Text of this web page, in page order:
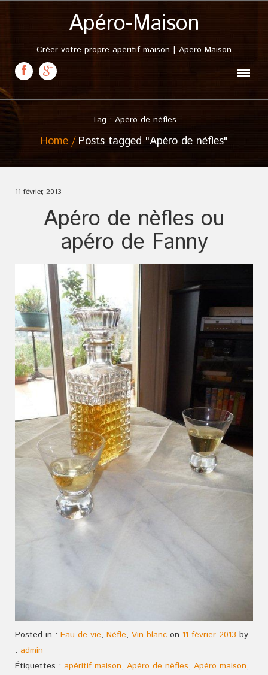
Apéro-Maison
Créer votre propre apéritif maison | Apero Maison
Tag : Apéro de nèfles
Home Posts tagged "Apéro de nèfles"
11 février, 2013
Apéro de nèfles ou
apéro de Fanny
Posted in : Eau de vie, Nèfle, Vin blanc on 11 février 2013 by
: admin
Étiquettes : apéritif maison, Apéro de nèfles, Apéro maison,